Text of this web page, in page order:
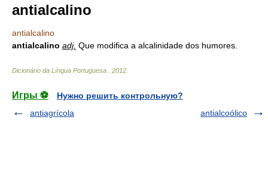
antialcalino
antialcalino
antialcalino adj. Que modifica a alcalinidade dos humores.
Dicionário da Língua Portuguesa 2012
Игры ⚽
Нужно решить контрольную?
antiagrícola
antialcoólico